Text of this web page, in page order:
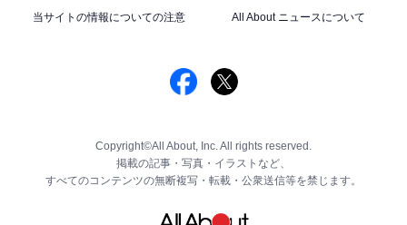
当サイトの情報についての注意
All About ニュースについて
Copyright©All About, Inc. All rights reserved.
掲載の記事・写真・イラストなど、
すべてのコンテンツの無断複写・転載・公衆送信等を禁じます。